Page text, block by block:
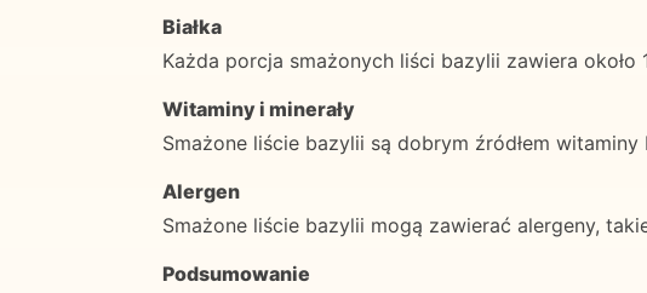
Białka
Każda porcja smażonych liści bazylii zawiera około
Witaminy i minerały
Smażone liście bazylii są dobrym źródłem witaminy
Alergen
Smażone liście bazylii mogą zawierać alergeny,
Podsumowanie